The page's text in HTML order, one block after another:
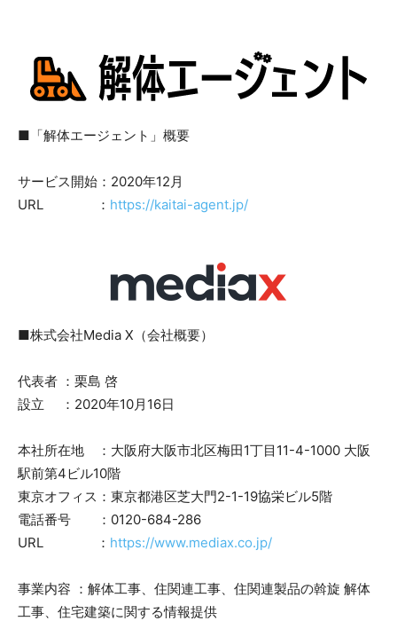
■「解体エージェント」概要
サービス開始：2020年12月
URL ： https://kaitai-agent.jp/
■株式会社Media X（会社概要）
代表者 ：栗島 啓
設立 ：2020年10月16日
本社所在地 ：大阪府大阪市北区梅田1丁目11-4-1000 大阪
駅前第4ビル10階
東京オフィス：東京都港区芝大門2-1-19協栄ビル5階
電話番号 ：0120-684-286
URL ： https://www.mediax.co.jp/
事業内容 ：解体工事、住関連工事、住関連製品の斡旋 解体
工事、住宅建築に関する情報提供